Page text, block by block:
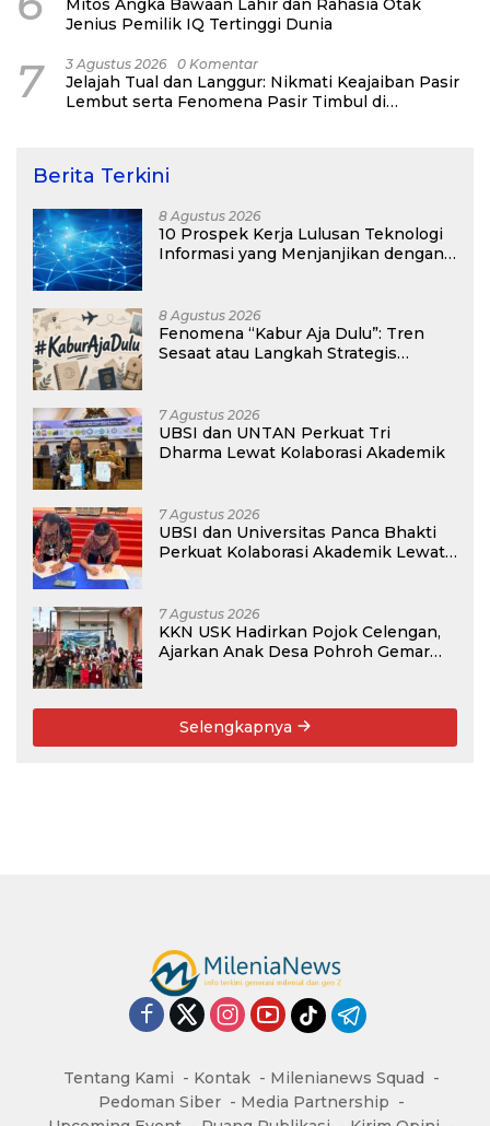
Jenius Pemilik IQ Tertinggi Dunia
7 3 Agustus 2026 0 Komentar
Jelajah Tual dan Langgur: Nikmati Keajaiban Pasir
Lembut serta Fenomena Pasir Timbul di
Berita Terkini
8 Agustus 2026
10 Prospek Kerja Lulusan Teknologi
Informasi yang Menjanjikan dengan
8 Agustus 2026
Fenomena “Kabur Aja Dulu”: Tren
Sesaat atau Langkah Strategis
7 Agustus 2026
UBSI dan UNTAN Perkuat Tri
Dharma Lewat Kolaborasi Akademik
7 Agustus 2026
UBSI dan Universitas Panca Bhakti
Perkuat Kolaborasi Akademik Lewat
7 Agustus 2026
KKN USK Hadirkan Pojok Celengan,
Ajarkan Anak Desa Pohroh Gemar
Selengkapnya
Tentang Kami Kontak
Milenianews Squad
Pedoman Siber
Media Partnership